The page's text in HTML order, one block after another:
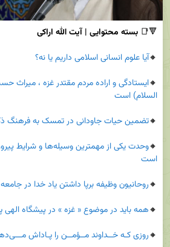
🔻📑 بسته محتوایی | آیت الله اراکی
🔸آیا علوم انسانی اسلامی داریم یا نه؟
🔸
السلام) است
🔸تضمین حیات جاودانی در تمسک به فرهنگ
🔸
است
🔸روحانیون وظیفه برپا داشتن یاد خدا در جامعه
🔸همه باید در موضوع « غزه » در پیشگاه الهی
🔸روزی کـه خــداوند مــؤمــن را پـاداش مـــی‌دهــد.